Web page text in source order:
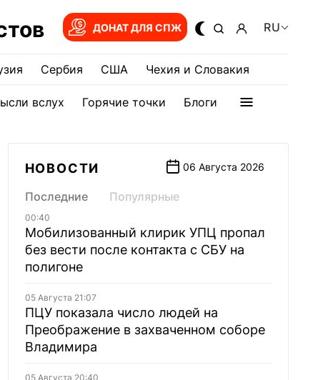
ДОНАТ ДЛЯ СПЖ RU
Сербия США Чехия и Словакия
вслух Горячие точки Блоги
НОВОСТИ 06 Августа 2026
Последние Популярные
00:40
Мобилизованный клирик УПЦ пропал
без вести после контакта с СБУ на
полигоне
05 Августа 21:07
ПЦУ показала число людей на
Преображение в захваченном соборе
Владимира
05 Августа 20:40